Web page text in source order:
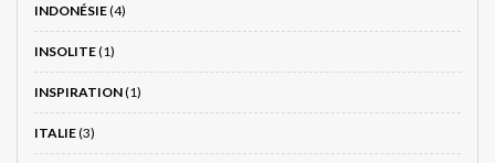
INDONÉSIE(4)
INSOLITE(1)
INSPIRATION(1)
ITALIE(3)